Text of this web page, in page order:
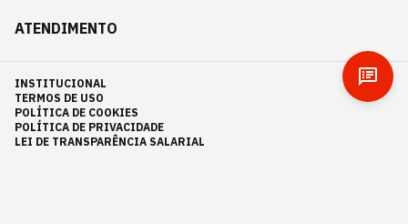
ATENDIMENTO
INSTITUCIONAL
TERMOS DE USO
POLÍTICA DE COOKIES
POLÍTICA DE PRIVACIDADE
LEI DE TRANSPARÊNCIA SALARIAL